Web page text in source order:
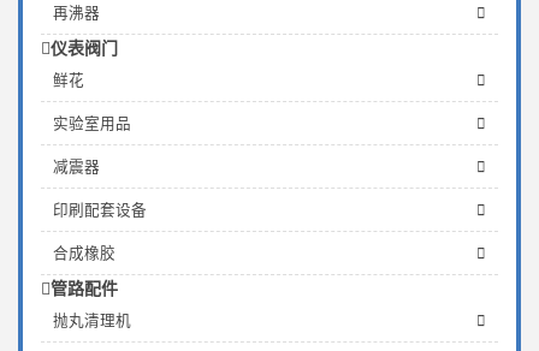
再沸器
仪表阀门
鲜花
实验室用品
减震器
印刷配套设备
合成橡胶
管路配件
抛丸清理机